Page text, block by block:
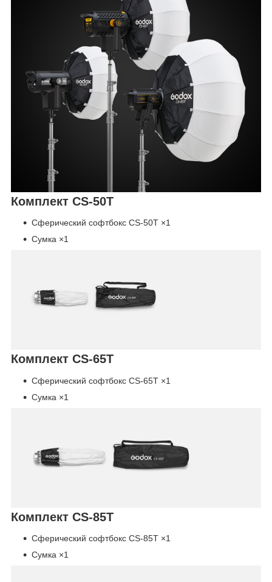
Комплект CS-50T
Сферический софтбокс CS-50T ×1
Сумка ×1
Комплект CS-65T
Сферический софтбокс CS-65T ×1
Сумка ×1
Комплект CS-85T
Сферический софтбокс CS-85T ×1
Сумка ×1